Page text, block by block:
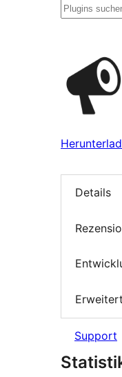
Plugins
Details
Support